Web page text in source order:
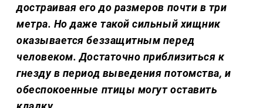
достраивая его до размеров почти в три
метра. Но даже такой сильный хищник
оказывается беззащитным перед
человеком. Достаточно приблизиться к
гнезду в период выведения потомства, и
обеспокоенные птицы могут оставить